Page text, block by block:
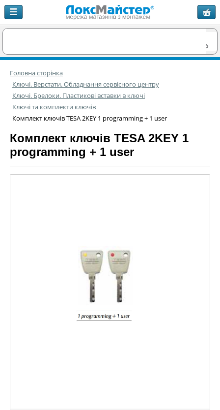
Головна сторінка
Ключі. Верстати. Обладнання сервісного центру
Ключі. Брелоки. Пластикові вставки в ключі
Ключі та комплекти ключів
Комплект ключів TESA 2KEY 1 programming + 1 user
Комплект ключів TESA 2KEY 1
programming + 1 user